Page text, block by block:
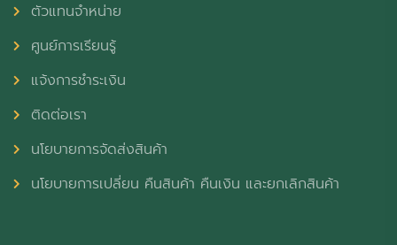
ตัวแทนจำหน่าย
ศูนย์การเรียนรู้
แจ้งการชำระเงิน
ติดต่อเรา
นโยบายการจัดส่งสินค้า
นโยบายการเปลี่ยน คืนสินค้า คืนเงิน และยกเลิกสินค้า